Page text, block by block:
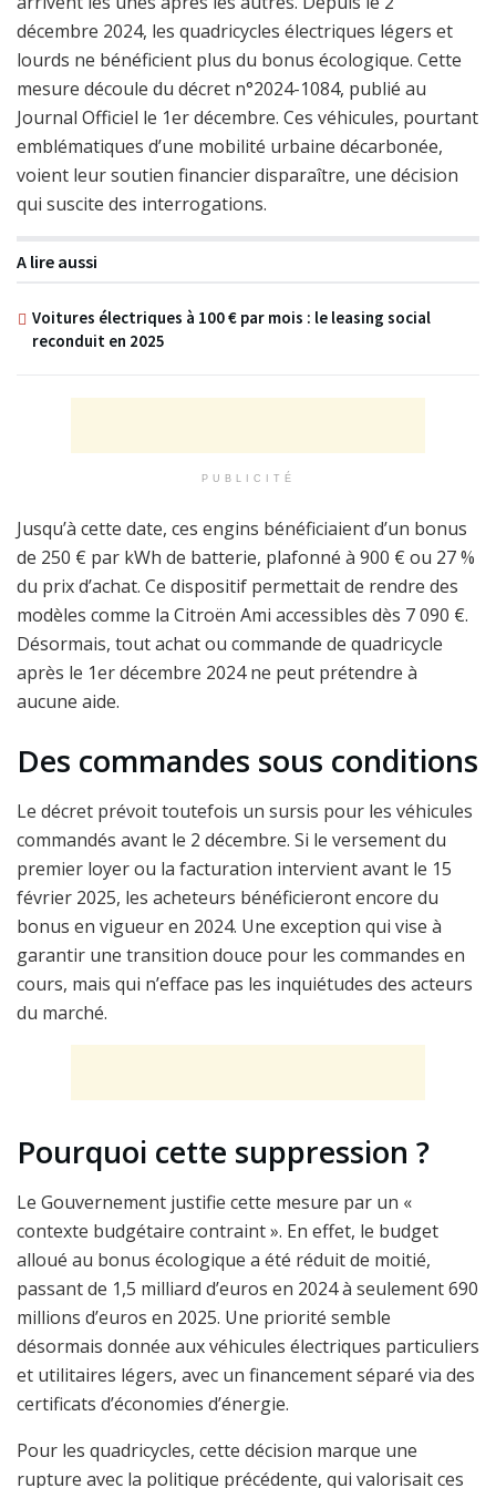
décembre 2024, les quadricycles électriques légers et
lourds ne bénéficient plus du bonus écologique. Cette
mesure découle du décret n°2024-1084, publié au
Journal Officiel le 1er décembre. Ces véhicules, pourtant
emblématiques d’une mobilité urbaine décarbonée,
voient leur soutien financier disparaître, une décision
qui suscite des interrogations.
A lire aussi
Voitures électriques à 100 € par mois : le leasing social
reconduit en 2025
PUBLICITÉ
Jusqu’à cette date, ces engins bénéficiaient d’un bonus
de 250 € par kWh de batterie, plafonné à 900 € ou 27 %
du prix d’achat. Ce dispositif permettait de rendre des
modèles comme la Citroën Ami accessibles dès 7 090 €.
Désormais, tout achat ou commande de quadricycle
après le 1er décembre 2024 ne peut prétendre à
aucune aide.
Des commandes sous conditions
Le décret prévoit toutefois un sursis pour les véhicules
commandés avant le 2 décembre. Si le versement du
premier loyer ou la facturation intervient avant le 15
février 2025, les acheteurs bénéficieront encore du
bonus en vigueur en 2024. Une exception qui vise à
garantir une transition douce pour les commandes en
cours, mais qui n’efface pas les inquiétudes des acteurs
du marché.
Pourquoi cette suppression ?
Le Gouvernement justifie cette mesure par un «
contexte budgétaire contraint ». En effet, le budget
alloué au bonus écologique a été réduit de moitié,
passant de 1,5 milliard d’euros en 2024 à seulement 690
millions d’euros en 2025. Une priorité semble
désormais donnée aux véhicules électriques particuliers
et utilitaires légers, avec un financement séparé via des
certificats d’économies d’énergie.
Pour les quadricycles, cette décision marque une
rupture avec la politique précédente, qui valorisait ces